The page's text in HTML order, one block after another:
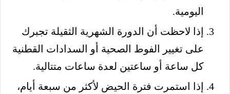
اليومية.
إذا لاحظت أن الدورة الشهرية الثقيلة تجبرك
على تغيير الفوط الصحية أو السدادات القطنية
كل ساعة أو ساعتين لعدة ساعات متتالية.
إذا استمرت فترة الحيض لأكثر من سبعة أيام،